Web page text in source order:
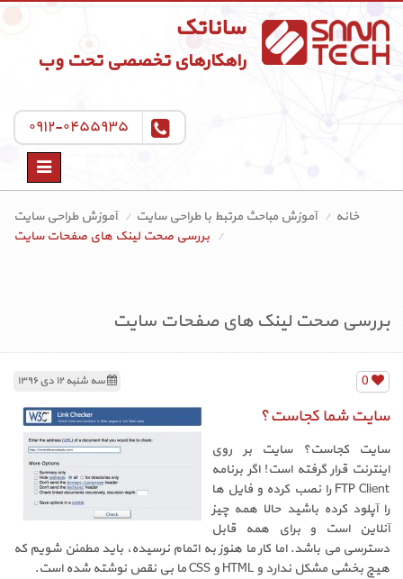
ساناتک
راهکارهای تخصصی تحت وب
۰۹۱۲-۰۴۵۵۹۳۵
Toggle
خانه
آموزش مباحث مرتبط با طراحی سایت
آموزش طراحی سایت
بررسی صحت لینک های صفحات سایت
بررسی صحت لینک های صفحات سایت
سه شنبه ۱۲ دی ۱۳۹۶ 0
سایت شما کجاست؟
سایت کجاست؟ سایت بر روی
اینترنت قرار گرفته است! اگر برنامه
FTP Client را نصب کرده و فایل ها
را آپلود کرده باشید حالا همه چیز
آنلاین است و برای همه قابل
دسترسی می باشد. اما کار ما هنوز به اتمام نرسیده، باید مطمئن شویم که
هیچ بخشی مشکل ندارد و HTML و CSS ما بی نقص نوشته شده است.